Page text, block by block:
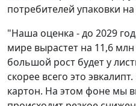
потребителей упаковки
"Наша оценка - до 2029
мире вырастет на 11,6
большой рост будет у
скорее всего это
картон. На этом фоне мы